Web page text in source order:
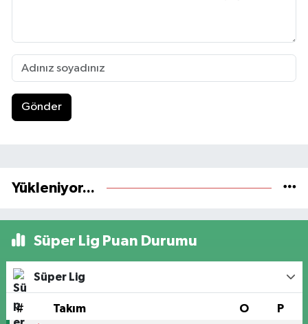
Gönder
Yükleniyor...
Süper Lig Puan Durumu
Süper Lig
# Takım O P